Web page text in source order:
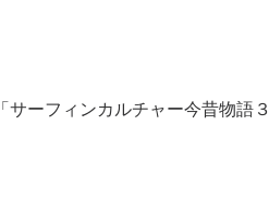
「サーフィンカルチャー今昔物語